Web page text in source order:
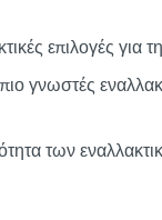
επιλογές για
γνωστές
των